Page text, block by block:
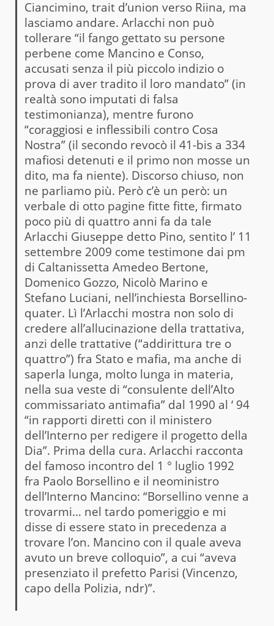
Ciancimino, trait d’union verso Riina, ma
lasciamo andare. Arlacchi non può
tollerare “il fango gettato su persone
perbene come Mancino e Conso,
accusati senza il più piccolo indizio o
prova di aver tradito il loro mandato” (in
realtà sono imputati di falsa
testimonianza), mentre furono
“coraggiosi e inflessibili contro Cosa
Nostra” (il secondo revocò il 41-bis a 334
mafiosi detenuti e il primo non mosse un
dito, ma fa niente). Discorso chiuso, non
ne parliamo più. Però c’è un però: un
verbale di otto pagine fitte fitte, firmato
poco più di quattro anni fa da tale
Arlacchi Giuseppe detto Pino, sentito l’ 11
settembre 2009 come testimone dai pm
di Caltanissetta Amedeo Bertone,
Domenico Gozzo, Nicolò Marino e
Stefano Luciani, nell’inchiesta Borsellino-
quater. Lì l’Arlacchi mostra non solo di
credere all’allucinazione della trattativa,
anzi delle trattative (“addirittura tre o
quattro”) fra Stato e mafia, ma anche di
saperla lunga, molto lunga in materia,
nella sua veste di “consulente dell’Alto
commissariato antimafia” dal 1990 al ‘ 94
“in rapporti diretti con il ministero
dell’Interno per redigere il progetto della
Dia”. Prima della cura. Arlacchi racconta
del famoso incontro del 1 ° luglio 1992
fra Paolo Borsellino e il neoministro
dell’Interno Mancino: “Borsellino venne a
trovarmi… nel tardo pomeriggio e mi
disse di essere stato in precedenza a
trovare l’on. Mancino con il quale aveva
avuto un breve colloquio”, a cui “aveva
presenziato il prefetto Parisi (Vincenzo,
capo della Polizia, ndr)”.